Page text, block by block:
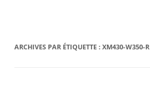
ARCHIVES PAR ÉTIQUETTE : XM430-W350-R